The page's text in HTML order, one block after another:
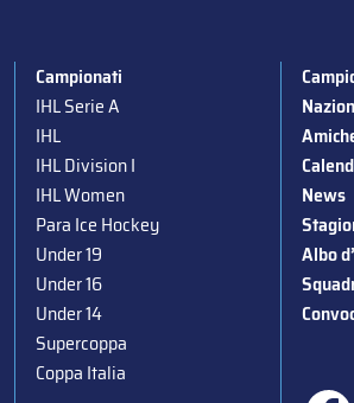
Campionati
IHL Serie A
IHL
IHL Division I
IHL Women
Para Ice Hockey
Under 19
Under 16
Under 14
Supercoppa
Coppa Italia
News
Albo